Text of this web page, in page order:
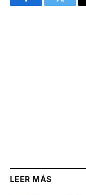
FacebookTwitter
LEER MÁS